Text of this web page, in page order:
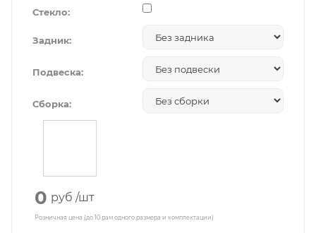
Стекло:
Задник:
Подвеска:
Сборка:
0 руб /шт
Розничная цена (до 10 рам одного размера и комплектации)